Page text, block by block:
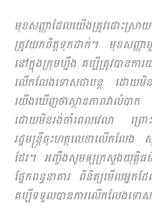
មុខសញ្ញាដែលយើងត្រូវដោះស្
ត្រូវយកចិត្តទុកដាក់។ មុខសញ្ញា
នៅក្នុងក្រុមហ្នឹង គប្បីត្រូវបាន
លើកលែងទោសជាបន្ដ ដោយមិ
យើងឃើញថាស្ថានភាពវាលំបា
ដោយមិនរង់ចាំពេលវេលា ព្រោះ
រដ្ឋមន្ដ្រីចុះហត្ថលេខាលើកលែ
ដែរ។ អញ្ចឹងសូមឲ្យក្រសួងយុត្ដិ
ផ្នែកពន្ធនាគារ ពិនិត្យមើលអ្ន
គប្បីទទួលបានការលើកលែងទ